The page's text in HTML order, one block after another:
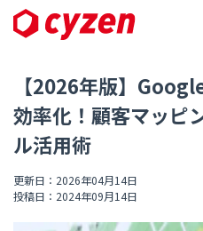
【2026年版】
効率化！顧客マッピ
ル活用術
更新日：2026年04月14日
投稿日：2024年09月14日